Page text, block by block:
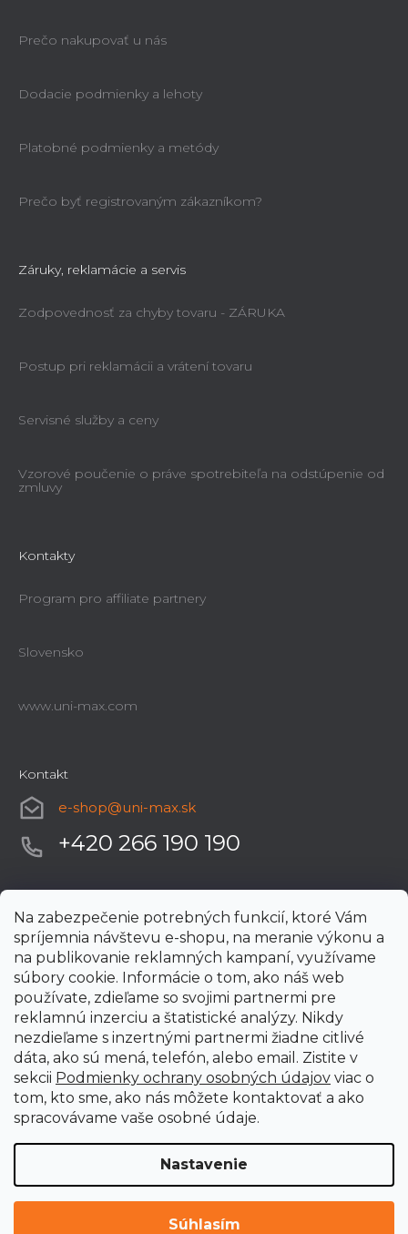
Na zabezpečenie potrebných funkcií, ktoré Vám
spríjemnia návštevu e-shopu, na meranie výkonu a
na publikovanie reklamných kampaní, využívame
súbory cookie. Informácie o tom, ako náš web
používate, zdieľame so svojimi partnermi pre
reklamnú inzerciu a štatistické analýzy. Nikdy
nezdieľame s inzertnými partnermi žiadne citlivé
dáta, ako sú mená, telefón, alebo email. Zistite v
sekcii Podmienky ochrany osobných údajov viac o
tom, kto sme, ako nás môžete kontaktovať a ako
spracovávame vaše osobné údaje.
Nastavenie
Súhlasím
Prečo nakupovať u nás
Dodacie podmienky a lehoty
Platobné podmienky a metódy
Prečo byť registrovaným zákazníkom?
Záruky, reklamácie a servis
Zodpovednosť za chyby tovaru - ZÁRUKA
Postup pri reklamácii a vrátení tovaru
Servisné služby a ceny
Vzorové poučenie o práve spotrebiteľa na odstúpenie od
zmluvy
Kontakty
Program pro affiliate partnery
Slovensko
www.uni-max.com
Kontakt
e-shop@uni-max.sk
+420 266 190 190
nastavenie cookies